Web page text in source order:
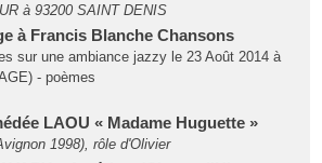
à 93200 SAINT DENIS
à Francis Blanche Chansons
sur une ambiance jazzy le 23 Août 2014 à
- poèmes
LAOU « Madame Huguette »
1998), rôle d'Olivier